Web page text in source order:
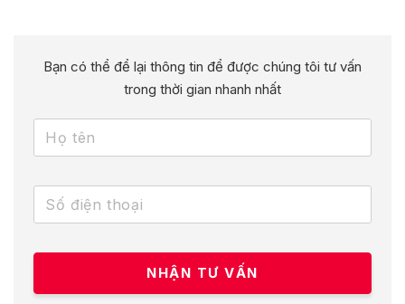
Bạn có thể để lại thông tin để được chúng tôi tư vấn
trong thời gian nhanh nhất